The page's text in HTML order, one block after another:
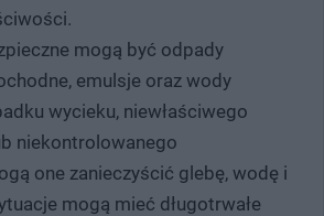
mogą być odpady
emulsje oraz wody
wycieku, niewłaściwego
niekontrolowanego
one zanieczyścić glebę, wodę i
mogą mieć długotrwałe